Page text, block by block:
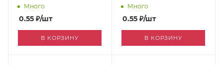
дуб [170049991]
Много
0.55 ₽/шт
В КОРЗИНУ
темно-бежевый
[170049989]
Много
0.55 ₽/шт
В КОРЗИНУ